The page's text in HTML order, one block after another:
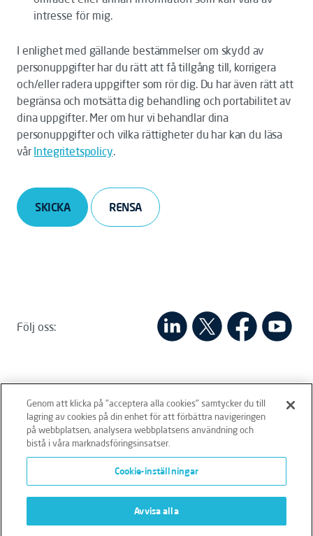
intresse för mig.
I enlighet med gällande bestämmelser om skydd av
personuppgifter har du rätt att få tillgång till, korrigera
och/eller radera uppgifter som rör dig. Du har även rätt att
begränsa och motsätta dig behandling och portabilitet av
dina uppgifter. Mer om hur vi behandlar dina
personuppgifter och vilka rättigheter du har kan du läsa
vår Integritetspolicy.
SKICKA
Följ oss:
Ansvarsfriskrivning Policies
Integritetspolicy
Cookies
Klagomålshantering
Genom att klicka på "acceptera alla cookies" samtycker du till
lagring av cookies på din enhet för att förbättra navigeringen
på webbplatsen, analysera webbplatsens användning och
bistå i våra marknadsföringsinsatser.
Cookie-inställningar
Avvisa alla